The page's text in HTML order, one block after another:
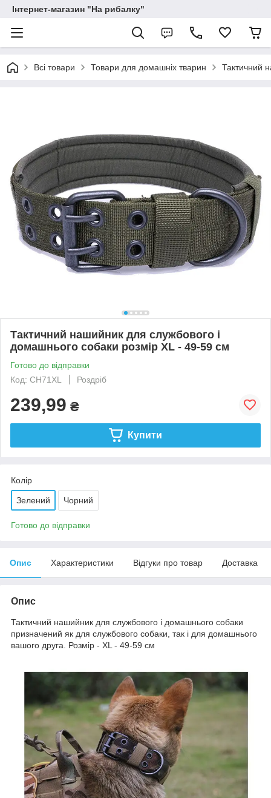
Інтернет-магазин "На рибалку"
Всі товари Товари для домашніх тварин Тактичний
Тактичний нашийник для службового і
домашнього собаки розмір XL - 49-59 см
Готово до відправки
Код: CH71XL
Роздріб
239,99 ₴
Купити
Колір
Зелений Чорний
Готово до відправки
Опис Характеристики Відгуки про товар Доставка
Опис
Тактичний нашийник для службового і домашнього собаки
призначений як для службового собаки, так і для домашнього
вашого друга. Розмір - XL - 49-59 см